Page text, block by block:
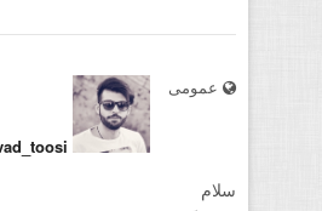
عمومی
سلام